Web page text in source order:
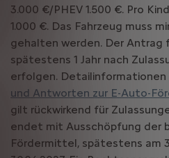
3.000 €/PHEV 1.500 €. Pro
1.000 €. Das Fahrzeug muss
gehalten werden. Der Antrag
spätestens 1 Jahr nach
erfolgen. Detailinformationen
und Antworten zur E-Auto-
gilt rückwirkend für
endet mit Ausschöpfung der
Fördermittel, spätestens am